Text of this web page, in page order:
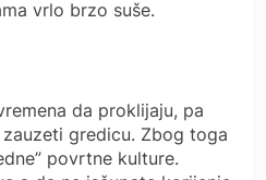
vrlo brzo suše.
da proklijaju, pa
gredicu. Zbog toga
povrtne kulture.